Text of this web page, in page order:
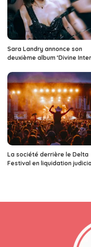
Sara Landry annonce son
deuxième album ‘Divine
La société derrière le Delta
Festival en liquidation